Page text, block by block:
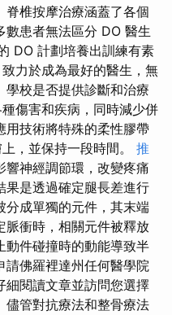
椎按摩治療涵蓋了各個
數患者無法區分 DO 醫生
DO 計劃培養出訓練有素
力於成為最好的醫生，無
校是否提供診斷和治療
傷害和疾病，同時減少併
用技術將特殊的柔性膠帶
，並保持一段時間。 推
響神經調節環，改變疼痛
果是透過確定腿長差進行
分成單獨的元件，其末端
脈衝時，相關元件被釋放
動件碰撞時的動能導致半
請佛羅裡達州任何醫學院
細閱讀文章並訪問您選擇
儘管對抗療法和整骨療法